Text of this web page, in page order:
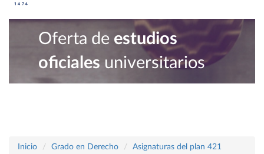
Oferta de estudios
oficiales universitarios
Inicio Grado en Derecho
Asignaturas del plan 421